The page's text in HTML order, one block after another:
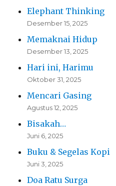
Elephant Thinking
Desember 15, 2025
Memaknai Hidup
Desember 13, 2025
Hari ini, Harimu
Oktober 31, 2025
Mencari Gasing
Agustus 12, 2025
Bisakah…
Juni 6, 2025
Buku & Segelas Kopi
Juni 3, 2025
Doa Ratu Surga